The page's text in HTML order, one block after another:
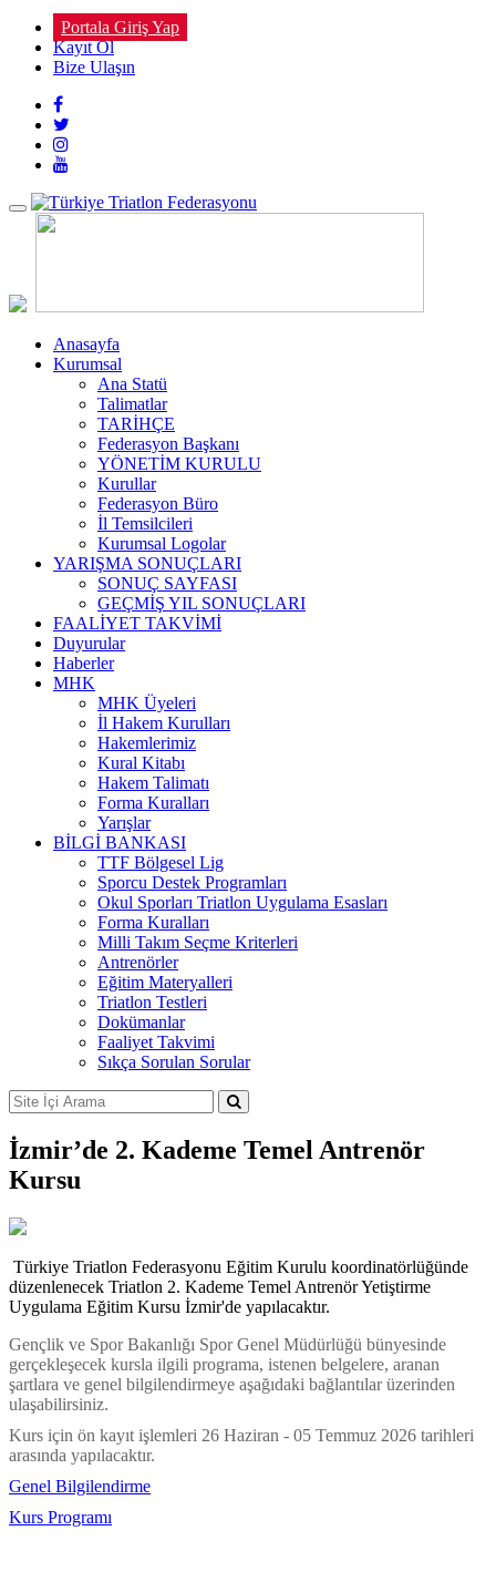
Portala Giriş Yap
Kayıt Ol
Bize Ulaşın
Toggle
navigation
Anasayfa
Kurumsal
Ana Statü
Talimatlar
TARİHÇE
Federasyon Başkanı
YÖNETİM KURULU
Kurullar
Federasyon Büro
İl Temsilcileri
Kurumsal Logolar
YARIŞMA SONUÇLARI
SONUÇ SAYFASI
GEÇMİŞ YIL SONUÇLARI
FAALİYET TAKVİMİ
Duyurular
Haberler
MHK
MHK Üyeleri
İl Hakem Kurulları
Hakemlerimiz
Kural Kitabı
Hakem Talimatı
Forma Kuralları
Yarışlar
BİLGİ BANKASI
TTF Bölgesel Lig
Sporcu Destek Programları
Okul Sporları Triatlon Uygulama Esasları
Forma Kuralları
Milli Takım Seçme Kriterleri
Antrenörler
Eğitim Materyalleri
Triatlon Testleri
Dokümanlar
Faaliyet Takvimi
Sıkça Sorulan Sorular
İzmir’de 2. Kademe Temel Antrenör
Kursu
Türkiye Triatlon Federasyonu Eğitim Kurulu koordinatörlüğünde
düzenlenecek Triatlon 2. Kademe Temel Antrenör Yetiştirme
Uygulama Eğitim Kursu İzmir'de yapılacaktır.
Gençlik ve Spor Bakanlığı Spor Genel Müdürlüğü bünyesinde
gerçekleşecek kursla ilgili programa, istenen belgelere, aranan
şartlara ve genel bilgilendirmeye aşağıdaki bağlantılar üzerinden
ulaşabilirsiniz.
Kurs için ön kayıt işlemleri 26 Haziran - 05 Temmuz 2026 tarihleri
arasında yapılacaktır.
Genel Bilgilendirme
Kurs Programı